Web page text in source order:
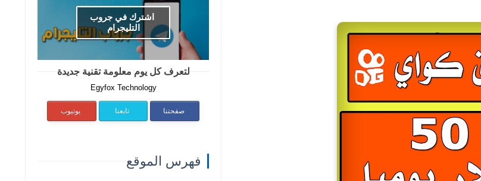
اشترك في جروب
التليجرام
لتعرف كل يوم معلومة تقنية جديدة
Egyfox Technology
صفحتنا تابعنا يوتيوب
فهرس الموقع